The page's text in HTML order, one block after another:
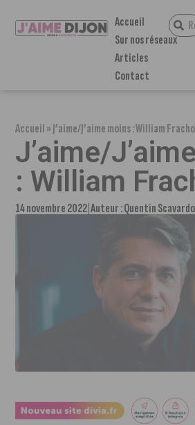
Accueil
Sur nos réseaux
Articles
Contact
Accueil»J’aime/J’aime moins : William
J’aime/
: William
14 novembre 2022 Auteur :Quentin Scavardo